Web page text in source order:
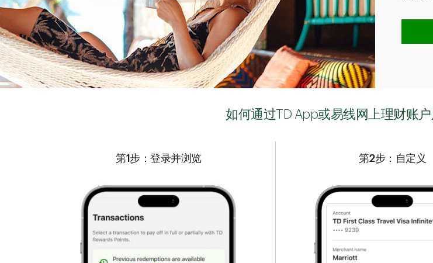
如何通过TD App或易线网上理财账
第1步：登录并浏览 第2步：自定义